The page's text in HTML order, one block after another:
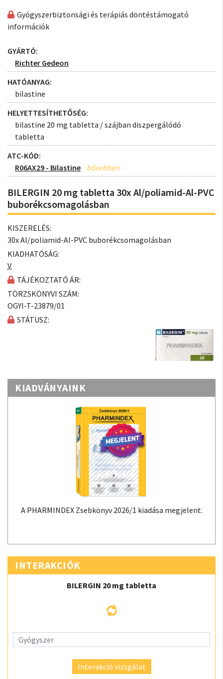
Gyógyszerbiztonsági és terápiás döntéstámogató
információk
GYÁRTÓ:
Richter Gedeon
HATÓANYAG:
bilastine
HELYETTESÍTHETŐSÉG:
bilastine 20 mg tabletta / szájban diszpergálódó
tabletta
ATC-KÓD:
R06AX29 - Bilastine
BILERGIN 20 mg tabletta 30x Al/poliamid-Al-PVC
buborékcsomagolásban
KISZERELÉS:
30x Al/poliamid-Al-PVC buborékcsomagolásban
KIADHATÓSÁG:
V
TÁJÉKOZTATÓ ÁR:
TÖRZSKÖNYVI SZÁM:
OGYI-T-23879/01
STÁTUSZ:
KIADVÁNYAINK
A PHARMINDEX Zsebkönyv 2026/1 kiadása megjelent.
INTERAKCIÓK
BILERGIN 20 mg tabletta
Interakció vizsgálat